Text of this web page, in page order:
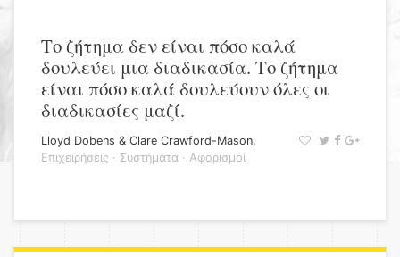
Το ζήτημα δεν είναι πόσο καλά
δουλεύει μια διαδικασία. Το ζήτημα
είναι πόσο καλά δουλεύουν όλες οι
διαδικασίες μαζί.
Lloyd Dobens & Clare Crawford-Mason,
Επιχειρήσεις · Συστήματα · Αφορισμοί